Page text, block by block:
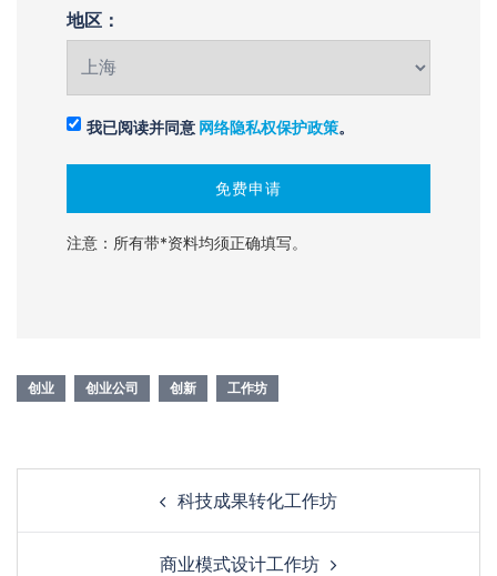
地区：
我已阅读并同意 网络隐私权保护政策。
注意：所有带*资料均须正确填写。
创业 创业公司 创新 工作坊
科技成果转化工作坊
商业模式设计工作坊